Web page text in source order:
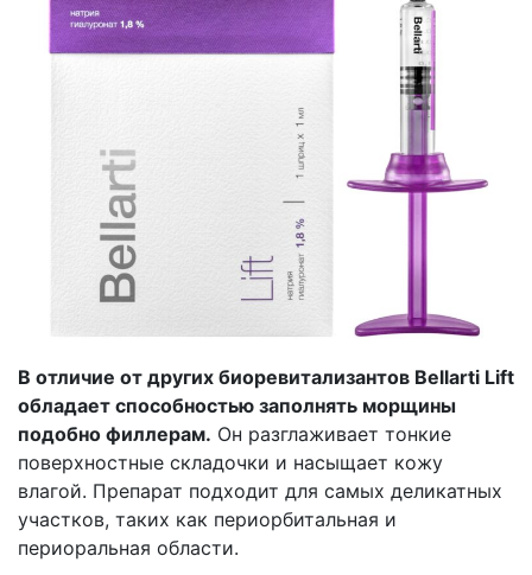
В отличие от других биоревитализантов Bellarti Lift
обладает способностью заполнять морщины
подобно филлерам. Он разглаживает тонкие
поверхностные складочки и насыщает кожу
влагой. Препарат подходит для самых деликатных
участков, таких как периорбитальная и
периоральная области.